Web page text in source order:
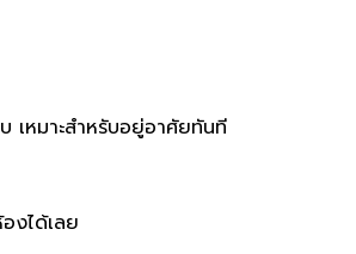
เหมาะสำหรับอยู่อาศัยทันที
งได้เลย